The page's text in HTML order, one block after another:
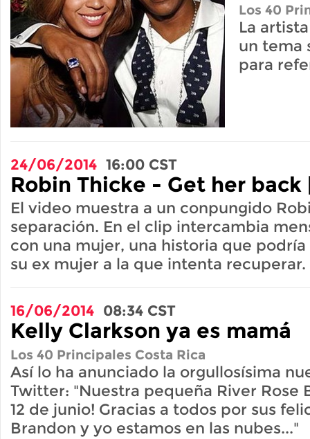
Los 40
La
un tema
para
24/06/2014 16:00 CST
Robin Thicke - Get her back
El video muestra a un conpungido
separación. En el clip intercambia
con una mujer, una historia que podría
su ex mujer a la que intenta recuperar.
16/06/2014 08:34 CST
Kelly Clarkson ya es mamá
Los 40 Principales Costa Rica
Así lo ha anunciado la orgullosísima
Twitter: "Nuestra pequeña River Rose
12 de junio! Gracias a todos por sus
Brandon y yo estamos en las nubes..."